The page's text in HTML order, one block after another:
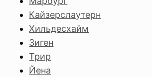
Кайзерслаутерн
Хильдесхайм
Зиген
Трир
Йена